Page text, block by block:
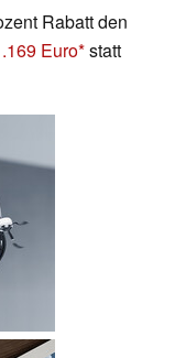
Rabatt den
Euro statt